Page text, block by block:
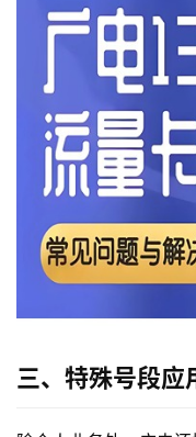
首
三、特殊号段应